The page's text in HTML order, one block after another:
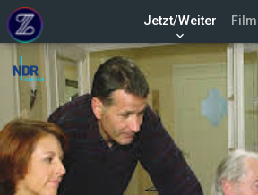
Jetzt/Weiter
keyboard_arrow_down
Film